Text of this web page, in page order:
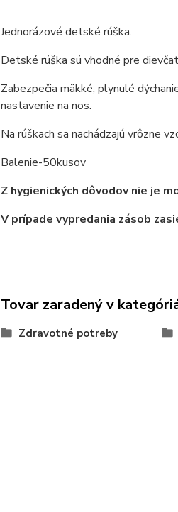
Jednorázové detské rúška.
Detské rúška sú vhodné pre
Zabezpečia mäkké, plynulé
nastavenie na nos.
Na rúškach sa nachádzajú vrôzne
Balenie-50kusov
Z hygienických dôvodov nie je
V prípade vypredania zásob
Tovar zaradený v
Zdravotné potreby